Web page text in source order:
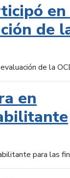
de
de la
en
para las